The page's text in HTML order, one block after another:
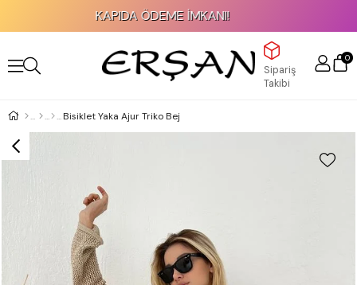
KAPIDA ÖDEME İMKANI!
Sipariş
Takibi
0
Bisiklet Yaka Ajur Triko Bej